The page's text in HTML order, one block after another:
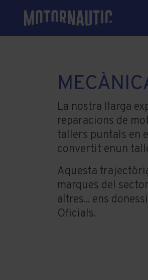
La nostra llarga
reparacions de
tallers puntals en
convertit enun
Aquesta
marques del
altres... ens
Oficials.